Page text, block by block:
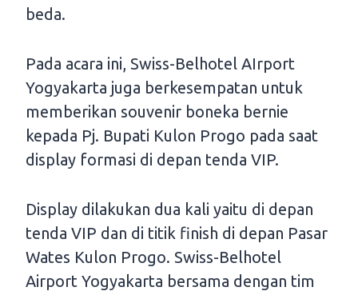
beda.
Pada acara ini, Swiss-Belhotel AIrport
Yogyakarta juga berkesempatan untuk
memberikan souvenir boneka bernie
kepada Pj. Bupati Kulon Progo pada saat
display formasi di depan tenda VIP.
Display dilakukan dua kali yaitu di depan
tenda VIP dan di titik finish di depan Pasar
Wates Kulon Progo. Swiss-Belhotel
Airport Yogyakarta bersama dengan tim